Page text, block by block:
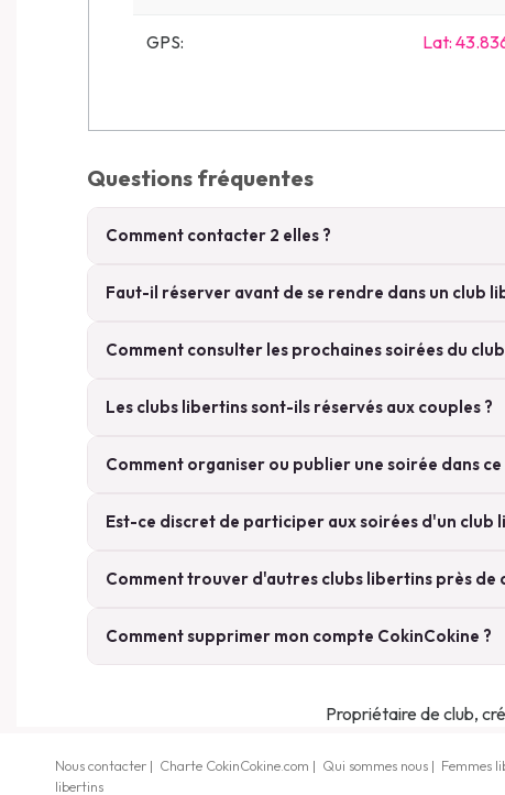
GPS: Lat:
Questions fréquentes
Comment contacter 2 elles ?
Faut-il réserver avant de se rendre dans un club
Comment consulter les prochaines soirées du club
Les clubs libertins sont-ils réservés aux couples ?
Comment organiser ou publier une soirée dans ce
Est-ce discret de participer aux soirées d'un club
Comment trouver d'autres clubs libertins près de
Comment supprimer mon compte CokinCokine ?
Propriétaire de club,
Nous contacter | Charte CokinCokine.com | Qui sommes nous | Femmes
libertins